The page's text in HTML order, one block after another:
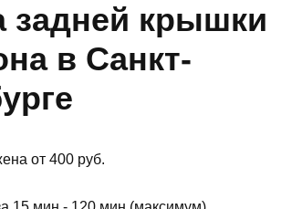
задней крышки
в Санкт-
от 400 руб.